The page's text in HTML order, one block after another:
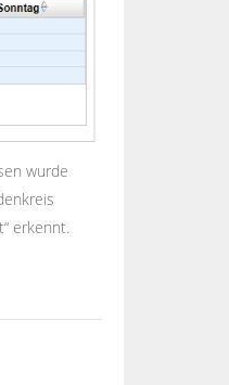
wurde
erkennt.